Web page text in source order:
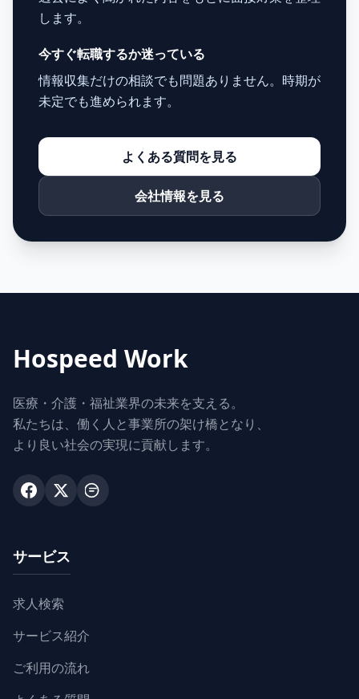
します。
今すぐ転職するか迷っている
情報収集だけの相談でも問題ありません。時期が
未定でも進められます。
よくある質問を見る
会社情報を見る
Hospeed Work
医療・介護・福祉業界の未来を支える。
私たちは、働く人と事業所の架け橋となり、
より良い社会の実現に貢献します。
サービス
求人検索
サービス紹介
ご利用の流れ